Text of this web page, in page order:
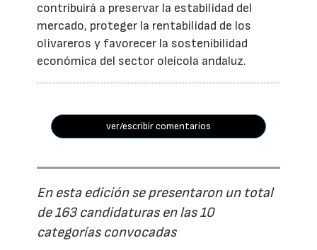
contribuirá a preservar la estabilidad del
mercado, proteger la rentabilidad de los
olivareros y favorecer la sostenibilidad
económica del sector oleícola andaluz.
ver/escribir comentarios
En esta edición se presentaron un total
de 163 candidaturas en las 10
categorías convocadas